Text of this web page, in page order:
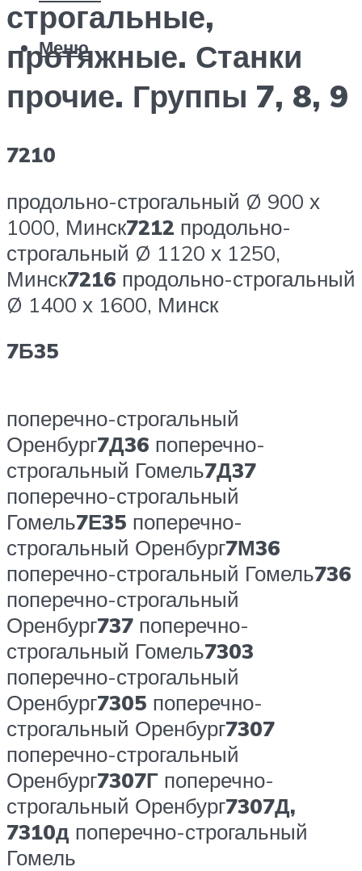
Меню
строгальные,
протяжные. Станки
прочие. Группы 7, 8, 9
7210
продольно-строгальный Ø 900 х
1000, Минск7212 продольно-
строгальный Ø 1120 х 1250,
Минск7216 продольно-строгальный
Ø 1400 х 1600, Минск
7Б35
поперечно-строгальный
Оренбург7Д36 поперечно-
строгальный Гомель7Д37
поперечно-строгальный
Гомель7Е35 поперечно-
строгальный Оренбург7М36
поперечно-строгальный Гомель736
поперечно-строгальный
Оренбург737 поперечно-
строгальный Гомель7303
поперечно-строгальный
Оренбург7305 поперечно-
строгальный Оренбург7307
поперечно-строгальный
Оренбург7307Г поперечно-
строгальный Оренбург7307Д,
7310д поперечно-строгальный
Гомель